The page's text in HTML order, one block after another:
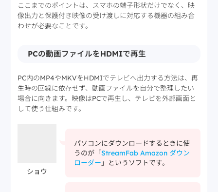
ここまでのポイントは、スマホの端子形状だけでなく、映
像出力と保護付き映像の受け渡しに対応する機器の組み合
わせが必要なことです。
PCの動画ファイルをHDMIで再生
PC内のMP4やMKVをHDMIでテレビへ出力する方法は、再
生時の回線に依存せず、動画ファイルを自分で整理したい
場合に向きます。映像はPCで再生し、テレビを外部画面と
して使う仕組みです。
ショウ
パソコンにダウンロードするときに使
うのが「StreamFab Amazon ダウン
ローダー 」というソフトです。